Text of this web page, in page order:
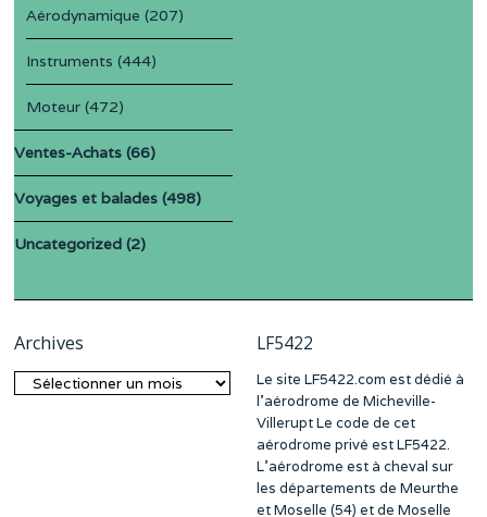
Aérodynamique (207)
Instruments (444)
Moteur (472)
Ventes-Achats (66)
Voyages et balades (498)
Uncategorized (2)
Archives
Archives
LF5422
Le site LF5422.com est dédié à
l’aérodrome de Micheville-
Villerupt Le code de cet
aérodrome privé est LF5422.
L’aérodrome est à cheval sur
les départements de Meurthe
et Moselle (54) et de Moselle